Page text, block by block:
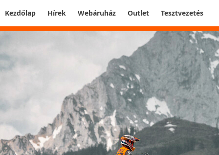
Kezdőlap Hírek Webáruház Outlet Tesztvezetés